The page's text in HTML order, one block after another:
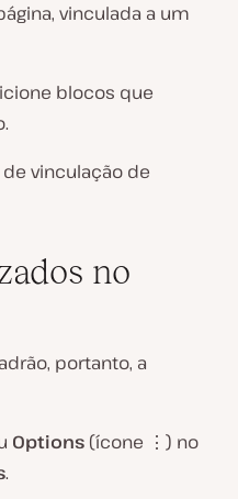
vinculada a um
blocos que
vinculação de
no
portanto, a
Options (ícone ⋮) no
.